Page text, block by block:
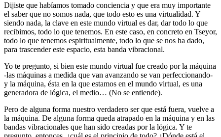
Dijiste que habíamos tomado conciencia y que era muy importante
el saber que no somos nada, que todo esto es una virtualidad. Y
siendo nada, la clave en este mundo virtual es dar, dar todo lo que
recibimos, todo lo que tenemos. En este caso, en concreto en Tseyor,
todo lo que tenemos espiritualmente, todo lo que se nos ha dado,
para trascender este espacio, esta banda vibracional.
Yo te pregunto, si bien este mundo virtual fue creado por la máquina
-las máquinas a medida que van avanzando se van perfeccionando-
y la máquina, ésta en la que estamos en el mundo virtual, es una
generadora de lógica, el medio… (No se entiende).
Pero de alguna forma nuestro verdadero ser que está fuera, vuelve a
la máquina. De alguna forma queda atrapado en la máquina y en las
bandas vibracionales que han sido creadas por la lógica. Y te